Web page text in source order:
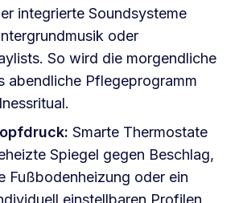
integrierte Soundsysteme
oder
So wird die morgendliche
abendliche Pflegeprogramm
Smarte Thermostate
Spiegel gegen Beschlag,
Fußbodenheizung oder ein
einstellbaren Profilen